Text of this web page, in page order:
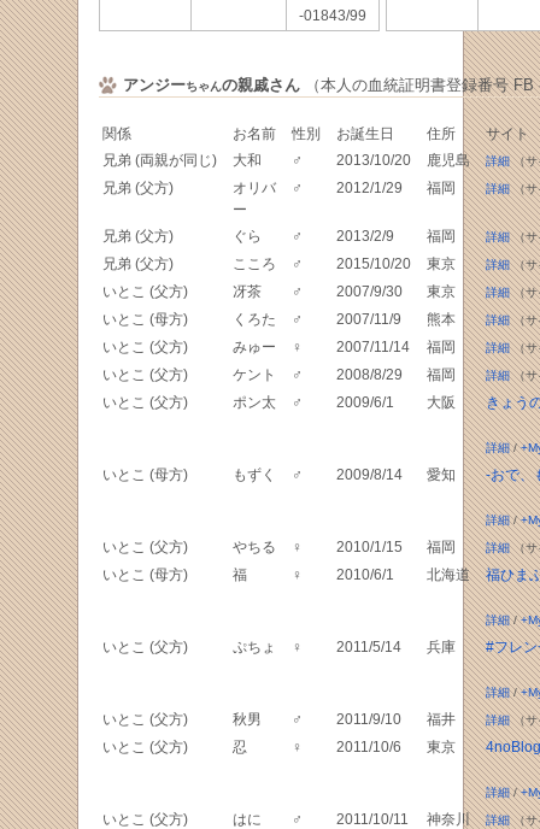
-01843/99
アンジーちゃんの親戚さん（本人の血統証明書登録番号 FB
関係 お名前 性別 お誕生日 住所
サイト
兄弟 (両親が同じ)
大和 ♂ 2013/10/20 鹿児島 詳細（サ
兄弟 (父方)
オリバ
ー
♂ 2012/1/29 福岡 詳細（サ
兄弟 (父方) ぐら ♂ 2013/2/9 福岡 詳細（サ
兄弟 (父方) こころ ♂ 2015/10/20 東京 詳細（サ
いとこ (父方) 冴茶 ♂ 2007/9/30 東京 詳細（サ
いとこ (母方) くろた ♂ 2007/11/9 熊本 詳細（サ
いとこ (父方) みゅー ♀ 2007/11/14 福岡 詳細（サ
いとこ (父方) ケント ♂ 2008/8/29 福岡 詳細（サ
いとこ (父方) ポン太 ♂ 2009/6/1 大阪 きょう
詳細/
いとこ (母方) もずく ♂ 2009/8/14 愛知 -おで、
詳細/
いとこ (父方) やちる ♀ 2010/1/15 福岡 詳細（サ
いとこ (母方) 福 ♀ 2010/6/1 北海道 福ひま
詳細/
いとこ (父方) ぷちょ ♀ 2011/5/14 兵庫 #フレ
詳細/
いとこ (父方) 秋男 ♂ 2011/9/10 福井 詳細（サ
いとこ (父方) 忍 ♀ 2011/10/6 東京 4noBlog
詳細/
いとこ (父方) はに ♂ 2011/10/11 神奈川 詳細（サ